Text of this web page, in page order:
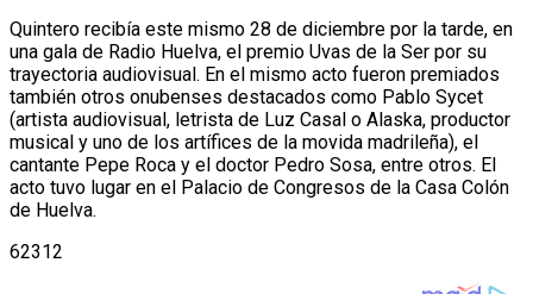
Quintero recibía este mismo 28 de diciembre por la tarde, en
una gala de Radio Huelva, el premio Uvas de la Ser por su
trayectoria audiovisual. En el mismo acto fueron premiados
también otros onubenses destacados como Pablo Sycet
(artista audiovisual, letrista de Luz Casal o Alaska, productor
musical y uno de los artífices de la movida madrileña), el
cantante Pepe Roca y el doctor Pedro Sosa, entre otros. El
acto tuvo lugar en el Palacio de Congresos de la Casa Colón
de Huelva.
62312